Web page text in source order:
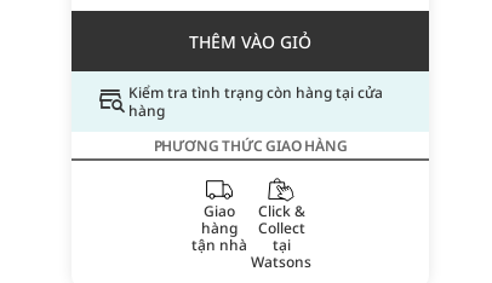
THÊM VÀO GIỎ
Kiểm tra tình trạng còn hàng tại cửa
hàng
PHƯƠNG THỨC GIAO HÀNG
Giao
hàng
tận nhà
Click &
Collect
tại
Watsons